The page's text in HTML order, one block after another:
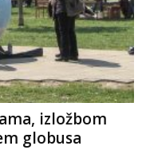
izložbom
globusa